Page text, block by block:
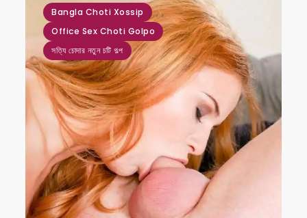
Bangla Choti Xossip ,
Office Sex Choti Golpo
,
সত্যি চোদার নতুন চটি গল্প